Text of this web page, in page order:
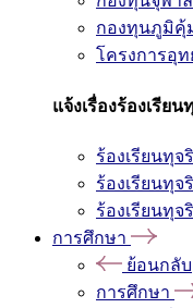
กองทุนภูมิคุ้
โครงการอุ
แจ้งเรื่องร้องเรียน
ร้องเรียนทุ
ร้องเรียนทุ
ร้องเรียนทุ
การศึกษา
ย้อนกลับ
การศึกษา